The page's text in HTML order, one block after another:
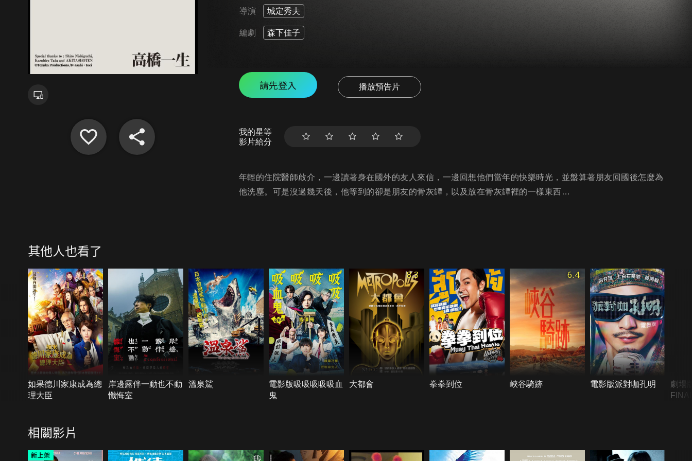
導演 城定秀夫
編劇 森下佳子
請先登入 播放預告片
我的星等
影片給分
年輕的住院醫師啟介，一邊讀著身在國外的友人來信，一邊回想他們當年的快樂時光，並盤算著朋友回國後怎麼為
他洗塵。可是沒過幾天後，他等到的卻是朋友的骨灰罈，以及放在骨灰罈裡的一樣東西…
其他人也看了
如果德川家康成為總
理大臣
岸邊露伴一動也不動
懺悔室
溫泉鯊
電影版吸吸吸吸吸血
鬼
8.3
大都會 拳拳到位
6.4
峽谷騎跡 電影版派對咖孔明
劇場
相關影片